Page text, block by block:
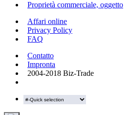
Proprietà commerciale, oggetto
Affari online
Privacy Policy
FAQ
Contatto
Impronta
2004-2018 Biz-Trade